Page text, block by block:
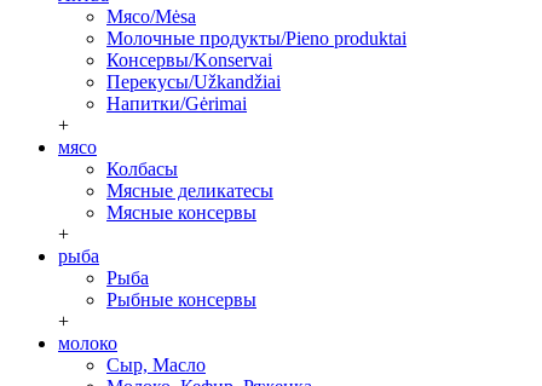
Мясо/Mėsa
Молочные продукты/Pieno produktai
Консервы/Konservai
Перекусы/Užkandžiai
Напитки/Gėrimai
+
мясо
Колбасы
Мясные деликатесы
Мясные консервы
+
рыба
Рыба
Рыбные консервы
+
молоко
Сыр, Масло